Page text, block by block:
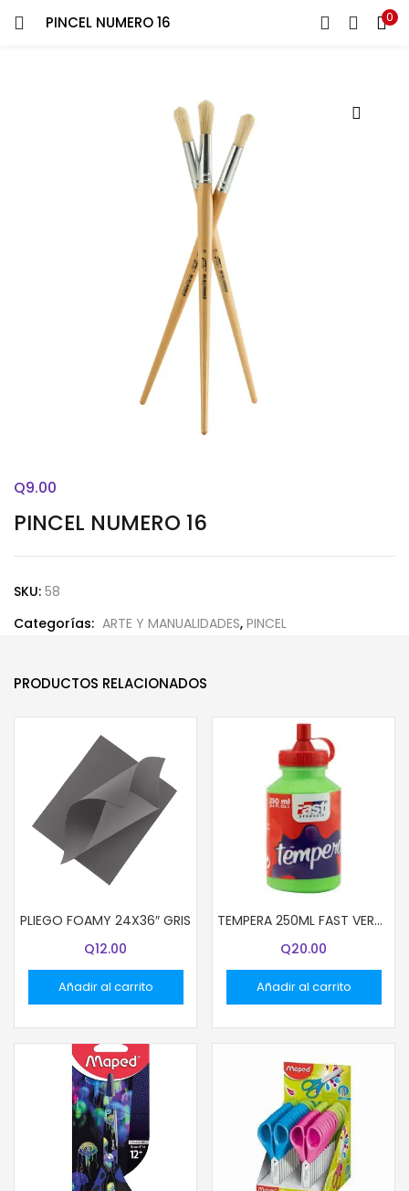
PINCEL NUMERO 16 0
ENTRAR REGISTRARSE
¿Contraseña perdida?
PINCEL NUMERO 16
Q9.00
SKU: 58
Categorías: ARTE Y MANUALIDADES, PINCEL
PRODUCTOS RELACIONADOS
PLIEGO FOAMY 24X36″ GRIS
Q12.00
Añadir al carrito
TEMPERA 250ML FAST VERDE LIMA
Q20.00
Añadir al carrito